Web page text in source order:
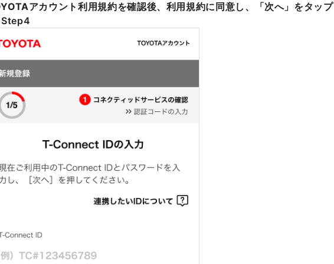
アカウント利用規約を確認後、利用規約に同意し、「次へ」をタップ
Step4